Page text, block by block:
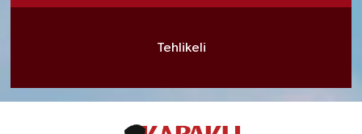
Tehlikeli